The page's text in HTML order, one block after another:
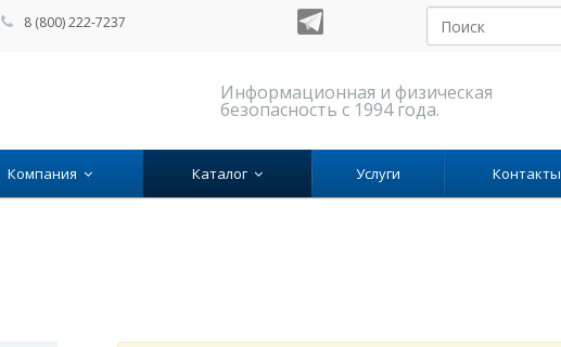
8 (800) 222-7237
Информационная и физическая
безопасность с 1994 года.
Компания Каталог Услуги Контакты